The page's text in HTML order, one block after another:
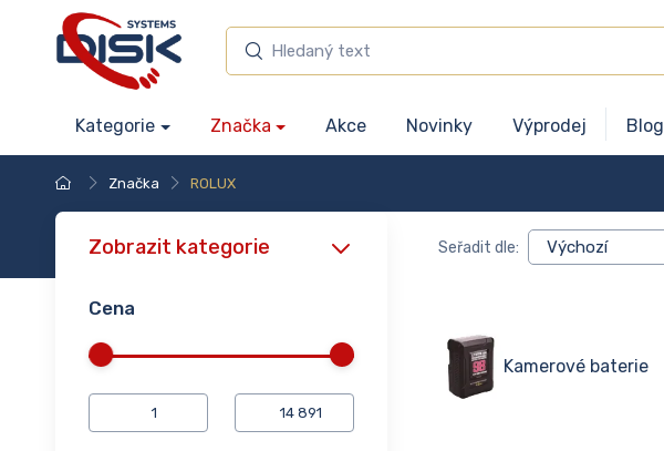
Kategorie Značka Akce Novinky Výprodej Blog
Značka ROLUX
Zobrazit kategorie
Cena
Seřadit dle:
Kamerové baterie